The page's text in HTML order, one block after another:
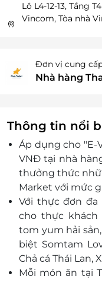
Lô L4-12-13, Tầng
Vincom, Tòa nhà
95 Cao Thắng, P.3,
122 Phan Xích
Vấp, Thành phố Hồ
Tầng 3, Lô T8
01 đường số 17A,
L4-12-13 Tầng 4,
Văn Đồng, P. Hiệp
Lô 03-25a, Trung
1058 Nguyễn Văn
Phố Hồ Chí Minh
Đà Nẵng
43 Bình Minh 5,
K4/3 Trần Quốc
48 Thái Phiên, Hải
Đơn vị cung
Nhà hàng
Thông tin nổi
Áp dụng cho "E-
VNĐ tại nhà
thưởng thức
Market với mức
Với thực đơn đa
cho thực khách
tom yum hải
biệt Somtam
Chả cá Thái Lan,
Mỗi món ăn tại
từ nguyên liệu
cho bạn hương